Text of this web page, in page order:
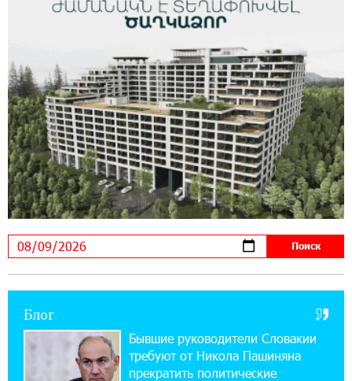
помощью солнечной энергии
Ucom и FPWC обеспечат круглосуточный
мониторинг дикой природы в Гнишике с
помощью солнечной энергии
22:41:05 3-08-2026
Idram и IDBank - рядом со стартапами на
Seaside Startup Summit
10:12:55 3-08-2026
В мобильном приложении Юнибанка теперь
можно зарегистрироваться также с помощью
«Бесплатные бонусы в играх»: IDBank
предупреждает о кибератаках на школьников
Блог
Бывшие руководители Словакии
требуют от Никола Пашиняна
прекратить политические